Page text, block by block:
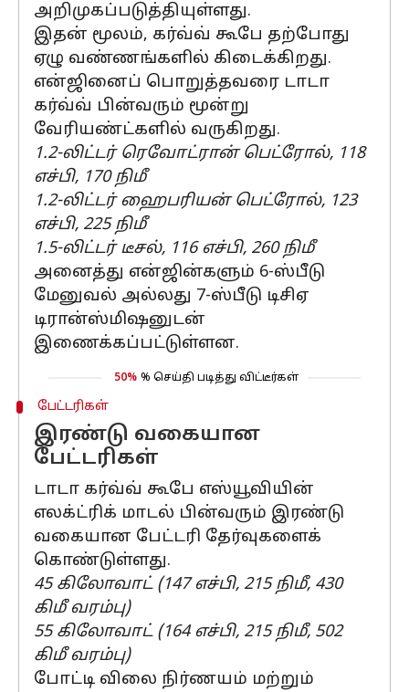
அறிமுகப்படுத்தியுள்ளது.
இதன் மூலம், கர்வ்வ் கூபே தற்போது
ஏழு வண்ணங்களில் கிடைக்கிறது.
என்ஜினைப் பொறுத்தவரை டாடா
கர்வ்வ் பின்வரும் மூன்று
வேரியண்ட்களில் வருகிறது.
1.2-லிட்டர் ரெவோட்ரான் பெட்ரோல், 118
எச்பி, 170 நிமீ
1.2-லிட்டர் ஹைபரியன் பெட்ரோல், 123
எச்பி, 225 நிமீ
1.5-லிட்டர் டீசல், 116 எச்பி, 260 நிமீ
அனைத்து என்ஜின்களும் 6-ஸ்பீடு
மேனுவல் அல்லது 7-ஸ்பீடு டிசிஏ
டிரான்ஸ்மிஷனுடன்
இணைக்கப்பட்டுள்ளன.
50% % செய்தி படித்து விட்டீர்கள்
பேட்டரிகள்
இரண்டு வகையான
பேட்டரிகள்
டாடா கர்வ்வ் கூபே எஸ்யூவியின்
எலக்ட்ரிக் மாடல் பின்வரும் இரண்டு
வகையான பேட்டரி தேர்வுகளைக்
கொண்டுள்ளது.
45 கிலோவாட் (147 எச்பி, 215 நிமீ, 430
கிமீ வரம்பு)
55 கிலோவாட் (164 எச்பி, 215 நிமீ, 502
கிமீ வரம்பு)
போட்டி விலை நிர்ணயம் மற்றும்